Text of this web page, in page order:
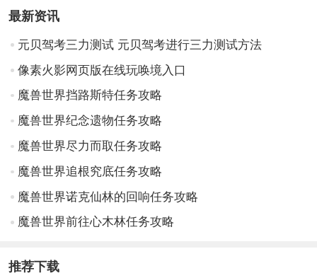
最新资讯
元贝驾考三力测试 元贝驾考进行三力测试方法
像素火影网页版在线玩唤境入口
魔兽世界挡路斯特任务攻略
魔兽世界纪念遗物任务攻略
魔兽世界尽力而取任务攻略
魔兽世界追根究底任务攻略
魔兽世界诺克仙林的回响任务攻略
魔兽世界前往心木林任务攻略
推荐下载